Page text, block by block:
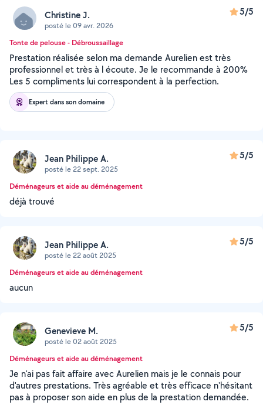
Christine J.
posté le 09 avr. 2026
5/5
Tonte de pelouse - Débroussaillage
Prestation réalisée selon ma demande Aurelien est très
professionnel et très à l écoute. Je le recommande à 200%
Les 5 compliments lui correspondent à la perfection.
Expert dans son domaine
Jean Philippe A.
posté le 22 sept. 2025
5/5
Déménageurs et aide au déménagement
déjà trouvé
Jean Philippe A.
posté le 22 août 2025
5/5
Déménageurs et aide au déménagement
aucun
Genevieve M.
posté le 02 août 2025
5/5
Déménageurs et aide au déménagement
Je n'ai pas fait affaire avec Aurelien mais je le connais pour
d'autres prestations. Très agréable et très efficace n'hésitant
pas à proposer son aide en plus de la prestation demandée.